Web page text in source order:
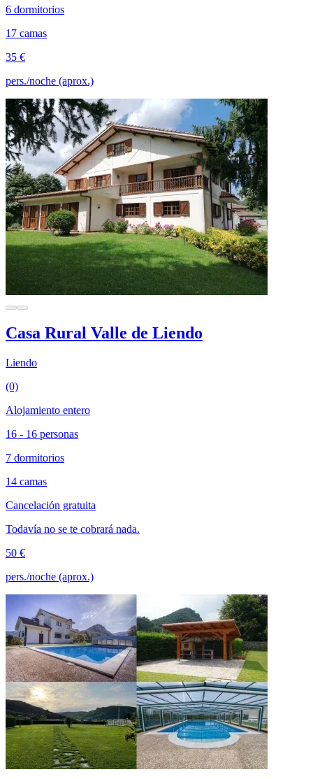
6 dormitorios
17 camas
35 €
pers./noche (aprox.)
Casa Rural Valle de Liendo
Liendo
(0)
Alojamiento entero
16 - 16 personas
7 dormitorios
14 camas
Cancelación gratuita
Todavía no se te cobrará nada.
50 €
pers./noche (aprox.)